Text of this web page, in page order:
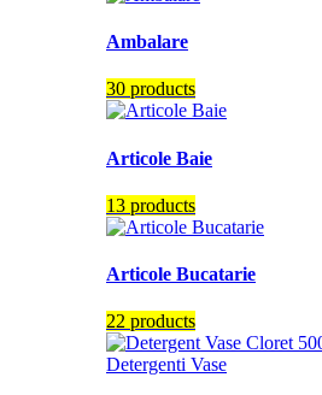
Ambalare
30 products
Articole Baie
13 products
Articole Bucatarie
22 products
Detergenti Vase